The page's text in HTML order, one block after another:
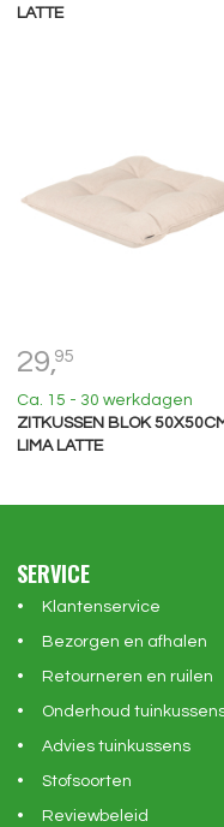
LATTE
29,95
Ca. 15 - 30 werkdagen
ZITKUSSEN BLOK
LIMA LATTE
SERVICE
Klantenservice
Bezorgen en afhalen
Retourneren en ruilen
Onderhoud
Advies tuinkussens
Stofsoorten
Reviewbeleid